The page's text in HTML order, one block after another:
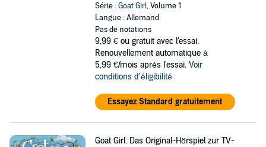
Série :Goat Girl, Volume 1
Langue : Allemand
Pas de notations
9,99 € ou gratuit avec l'essai.
Renouvellement automatique à
5,99 €/mois après l'essai. Voir
conditions d'éligibilité
Essayez Standard gratuitement
Goat Girl. Das Original-Hörspiel zur TV-